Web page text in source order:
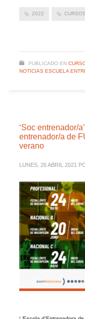
2022
PUBLICADO EN
NOTICIAS ESCUELA
‘Soc entrenador/
entrenador/a de
verano
LUNES, 26 ABRIL 2021